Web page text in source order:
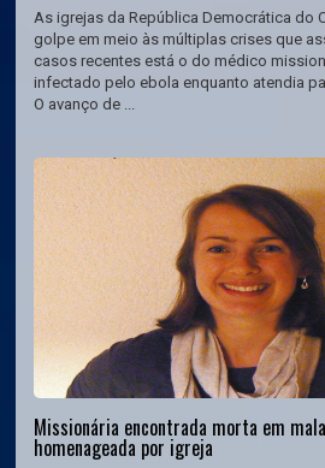
As igrejas da República Democrática do
golpe em meio às múltiplas crises que
casos recentes está o do médico
infectado pelo ebola enquanto atendia
O avanço de ...
Missionária encontrada morta em
homenageada por igreja